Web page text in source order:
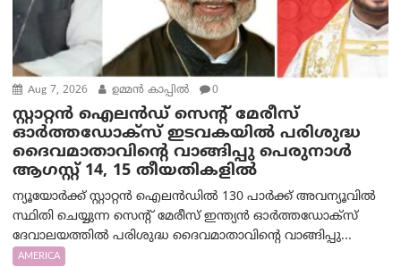
Aug 7, 2026 ഉമ്മന്‍ കാപ്പില്‍ 0
സ്റ്റാറ്റൻ ഐലൻഡ് സെന്റ് മേരീസ്
ഓർത്തഡോക്സ് ഇടവകയിൽ പരിശുദ്ധ
ദൈവമാതാവിന്റെ വാങ്ങിപ്പു പെരുനാൾ
ആഗസ്റ്റ് 14, 15 തീയതികളിൽ
ന്യൂയോർക്ക് സ്റ്റാറ്റൻ ഐലൻഡിൽ 130 പാർക്ക് അവന്യൂവിൽ
സ്ഥിതി ചെയ്യുന്ന സെന്റ് മേരീസ് ഇന്ത്യൻ ഓർത്തഡോക്സ്
ദേവാലയത്തിൽ പരിശുദ്ധ ദൈവമാതാവിന്റെ വാങ്ങിപ്പു...
AMERICA